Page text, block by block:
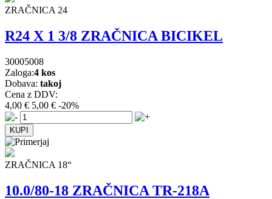
ZRAČNICA 24
R24 X 1 3/8 ZRAČNICA BICIKEL
30005008
Zaloga:4 kos
Dobava: takoj
Cena z DDV:
4,00 € 5,00 € -20%
ZRAČNICA 18“
10.0/80-18 ZRAČNICA TR-218A